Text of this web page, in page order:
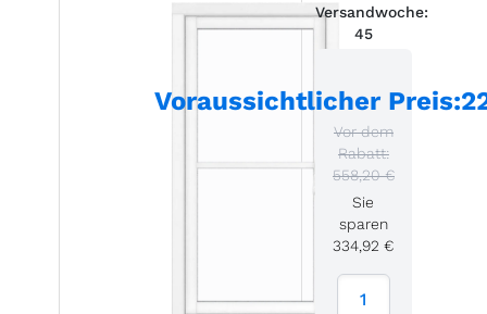
Versandwoche:
45
Voraussichtlicher Preis:
Vor dem
Rabatt:
558,20 €
Sie
sparen
334,92 €
1